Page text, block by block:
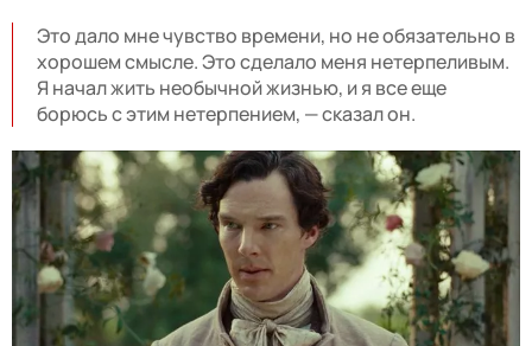
Это дало мне чувство времени, но не обязательно в
хорошем смысле. Это сделало меня нетерпеливым.
Я начал жить необычной жизнью, и я все еще
борюсь с этим нетерпением, — сказал он.